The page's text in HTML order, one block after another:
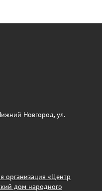
Новгород, ул.
организация «Центр
дом народного